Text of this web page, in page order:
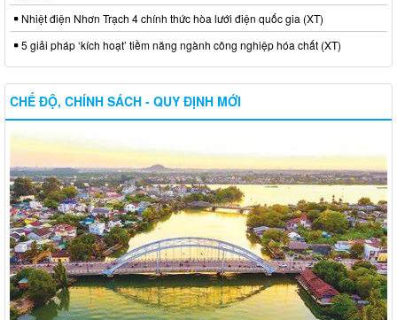
Nhiệt điện Nhơn Trạch 4 chính thức hòa lưới điện quốc gia (XT)
5 giải pháp ‘kích hoạt’ tiềm năng ngành công nghiệp hóa chất (XT)
CHẾ ĐỘ, CHÍNH SÁCH - QUY ĐỊNH MỚI